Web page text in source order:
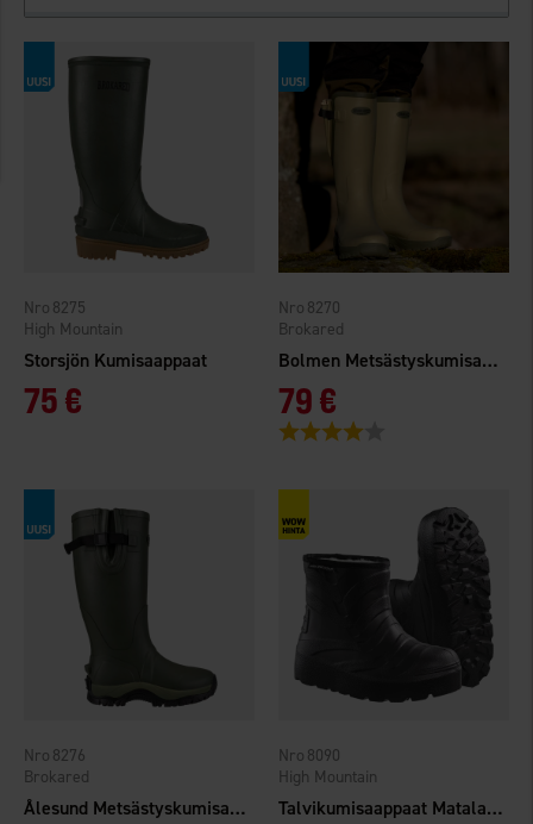
Storsjön Kumisaappaat
High Mountain
8275
75 €
Bolmen Metsästyskumisaappaat 2.0
Brokared
8270
79 €
Arvio:
Ålesund Metsästyskumisaappaat
Brokared
8276
Talvikumisaappaat Matala EVA
High Mountain
8090